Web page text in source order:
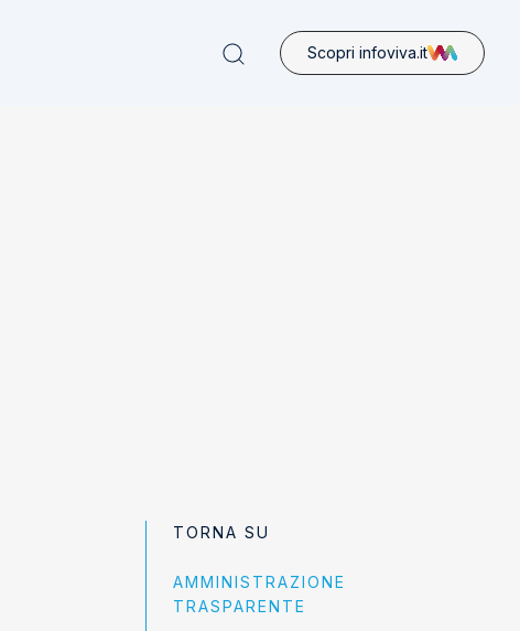
Scopri infoviva.it
TORNA SU
AMMINISTRAZIONE
TRASPARENTE